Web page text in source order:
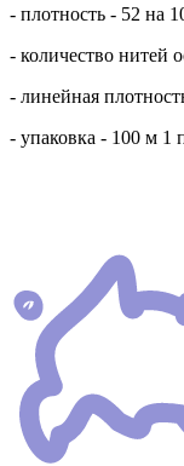
- плотность - 52 на
- количество нитей
- линейная
- упаковка - 100 м 1